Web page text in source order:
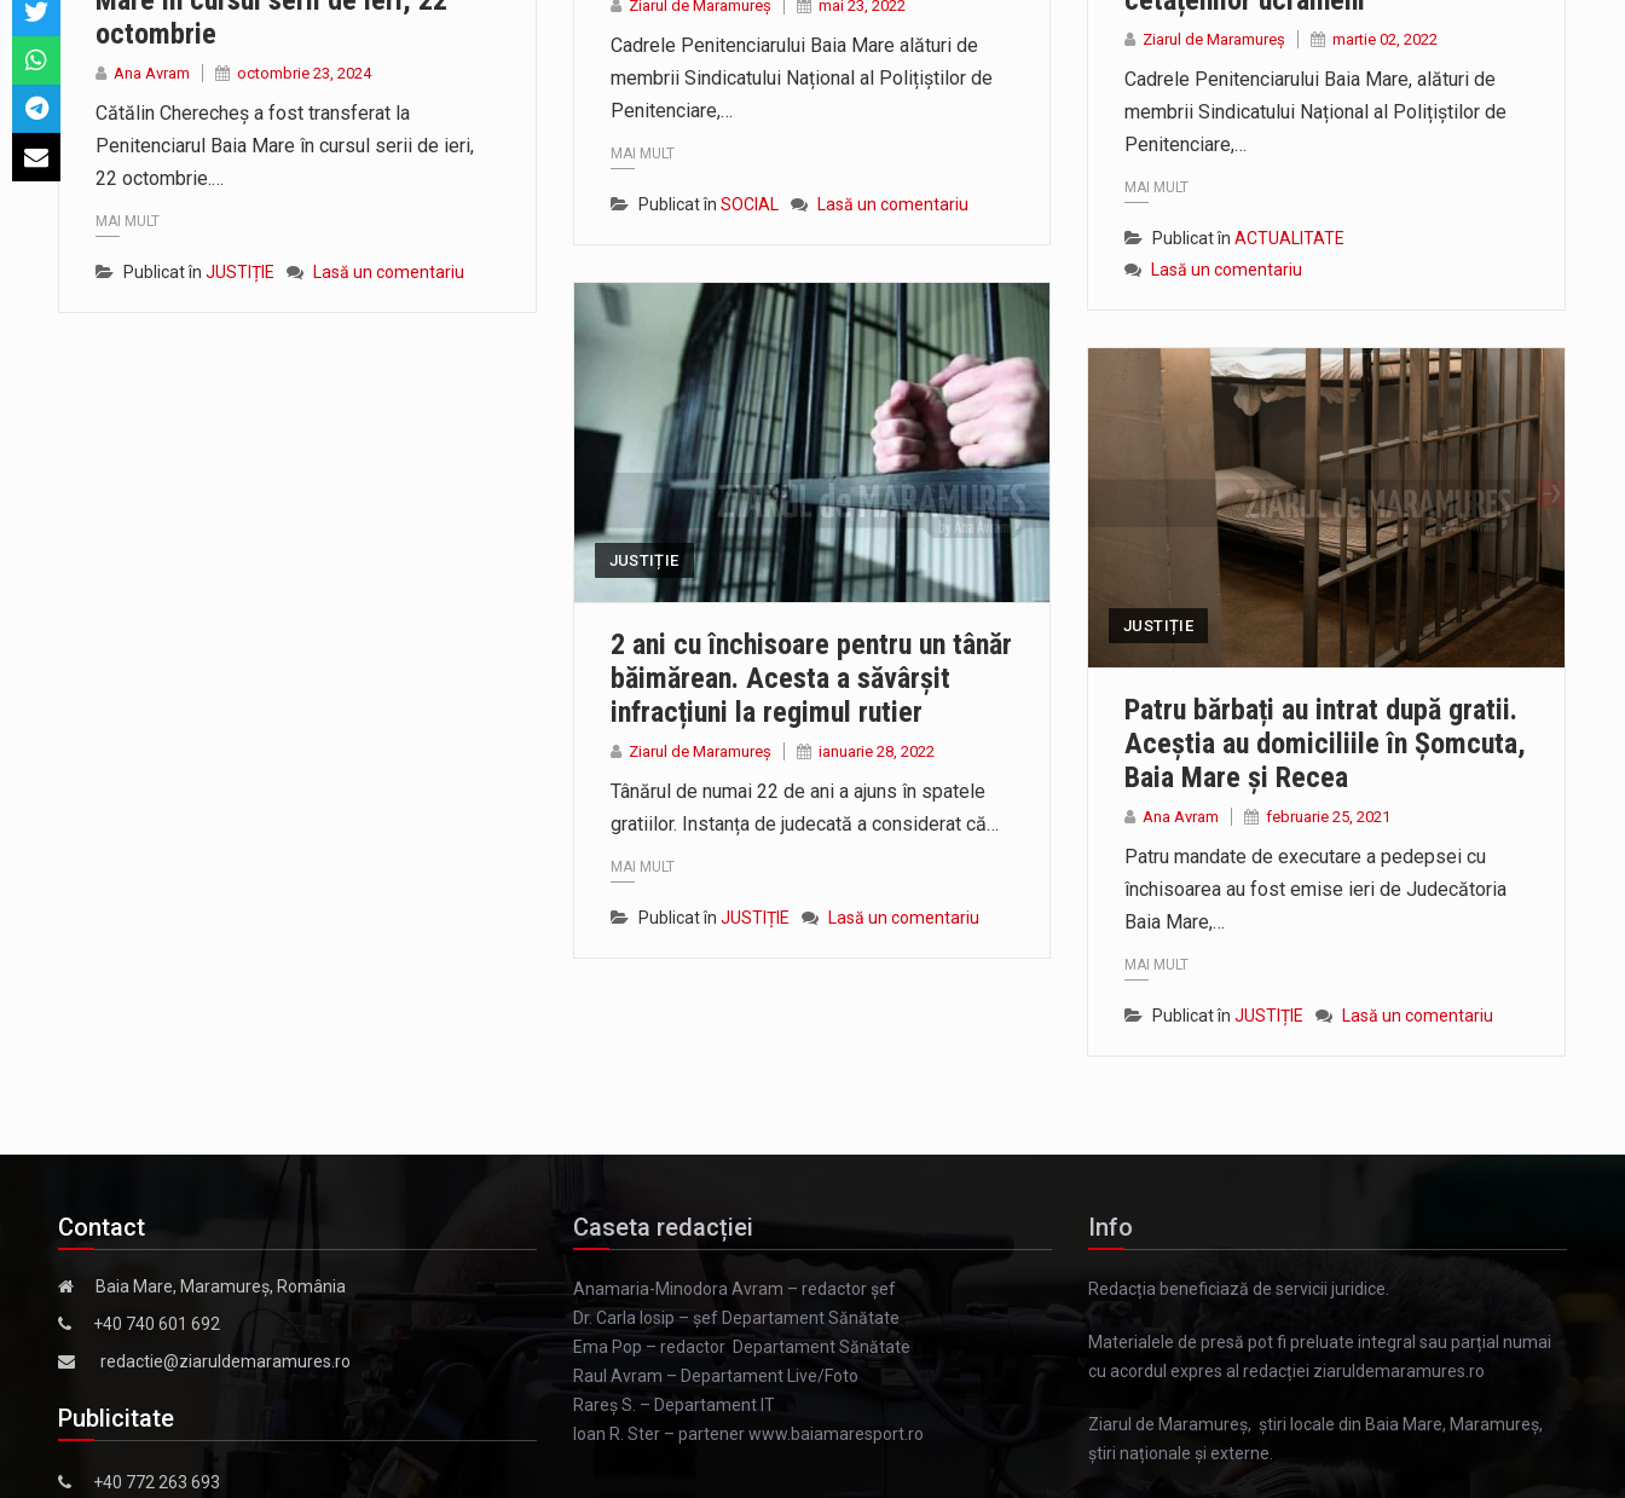
octombrie
Ana Avram octombrie 23, 2024
Cătălin Cherecheș a fost transferat la
Penitenciarul Baia Mare în cursul serii de ieri,
22 octombrie.…
MAI MULT
Publicat în JUSTIȚIE Lasă un comentariu
Ziarul de Maramureș mai 23, 2022
Cadrele Penitenciarului Baia Mare alături de
membrii Sindicatului Național al Polițiștilor de
Penitenciare,…
MAI MULT
Publicat în SOCIAL Lasă un comentariu
Ziarul de Maramureș martie 02, 2022
Cadrele Penitenciarului Baia Mare, alături de
membrii Sindicatului Național al Polițiștilor de
Penitenciare,…
MAI MULT
Publicat înACTUALITATE
Lasă un comentariu
JUSTIȚIE
2 ani cu închisoare pentru un tânăr
băimărean. Acesta a săvârșit
infracțiuni la regimul rutier
Ziarul de Maramureș ianuarie 28, 2022
Tânărul de numai 22 de ani a ajuns în spatele
gratiilor. Instanța de judecată a considerat că…
MAI MULT
Publicat în JUSTIȚIE Lasă un comentariu
JUSTIȚIE
Patru bărbați au intrat după gratii.
Aceștia au domiciliile în Șomcuta,
Baia Mare și Recea
Ana Avram februarie 25, 2021
Patru mandate de executare a pedepsei cu
închisoarea au fost emise ieri de Judecătoria
Baia Mare,…
MAI MULT
Publicat înJUSTIȚIE Lasă un comentariu
Contact
Baia Mare, Maramureș, România
+40 740 601 692
redactie@ziaruldemaramures.ro
Publicitate
+40 772 263 693
Caseta redacției
Anamaria-Minodora Avram – redactor șef
Dr. Carla Iosip – șef Departament Sănătate
Ema Pop – redactor Departament Sănătate
Raul Avram – Departament Live/Foto
Rareș S. – Departament IT
Ioan R. Ster – partener www.baiamaresport.ro
Info
Redacția beneficiază de servicii juridice.
Materialele de presă pot fi preluate integral sau parțial numai
cu acordul expres al redacției ziaruldemaramures.ro
Ziarul de Maramureș, știri locale din Baia Mare, Maramureș,
știri naționale și externe.